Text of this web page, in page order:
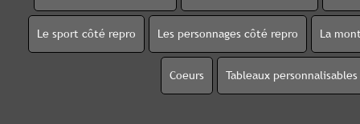
Le sport côté repro Les personnages côté repro La
Coeurs Tableaux personnalisables